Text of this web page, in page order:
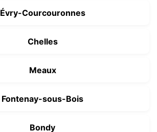
Évry-Courcouronnes
Chelles
Meaux
Fontenay-sous-Bois
Bondy